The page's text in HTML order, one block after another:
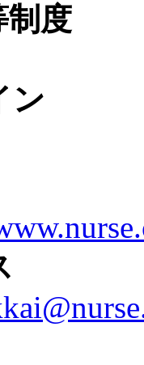
制度
ン